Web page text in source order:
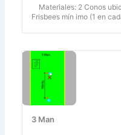
Materiales: 2 Conos
Frisbees mín imo (1 en
3 Man